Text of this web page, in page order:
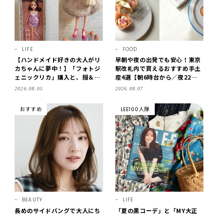
LIFE
【ハンドメイド好きの大人がリ
カちゃんに夢中！】「フォトジ
ェニックリカ」購入と、服＆ク
ローゼットの手づくり実例をご
2026.08.05
FOOD
早朝や夜の出発でも安心！東京
駅改札内で買えるおすすめ手土
産4選【朝6時台から／夜22時
まで営業】
2026.08.07
おすすめ
BEAUTY
長めのサイドバングで大人にち
LEE100人隊
LIFE
「夏の黒コーデ」と「MY大正